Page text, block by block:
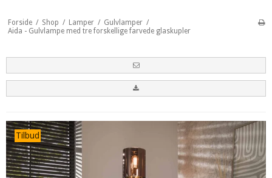
Forside / Shop / Lamper / Gulvlamper /
Aida - Gulvlampe med tre forskellige farvede glaskupler
Tilbud